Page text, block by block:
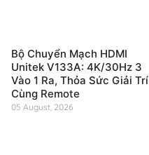
Bộ Chuyển Mạch HDMI
Unitek V133A: 4K/30Hz 3
Vào 1 Ra, Thỏa Sức Giải Trí
Cùng Remote
05 August, 2026